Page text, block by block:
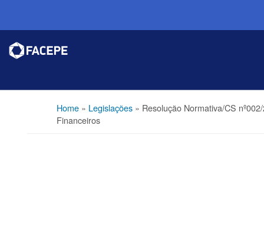
Home» Legislações» Resolução Normativa/CS
Financeiros